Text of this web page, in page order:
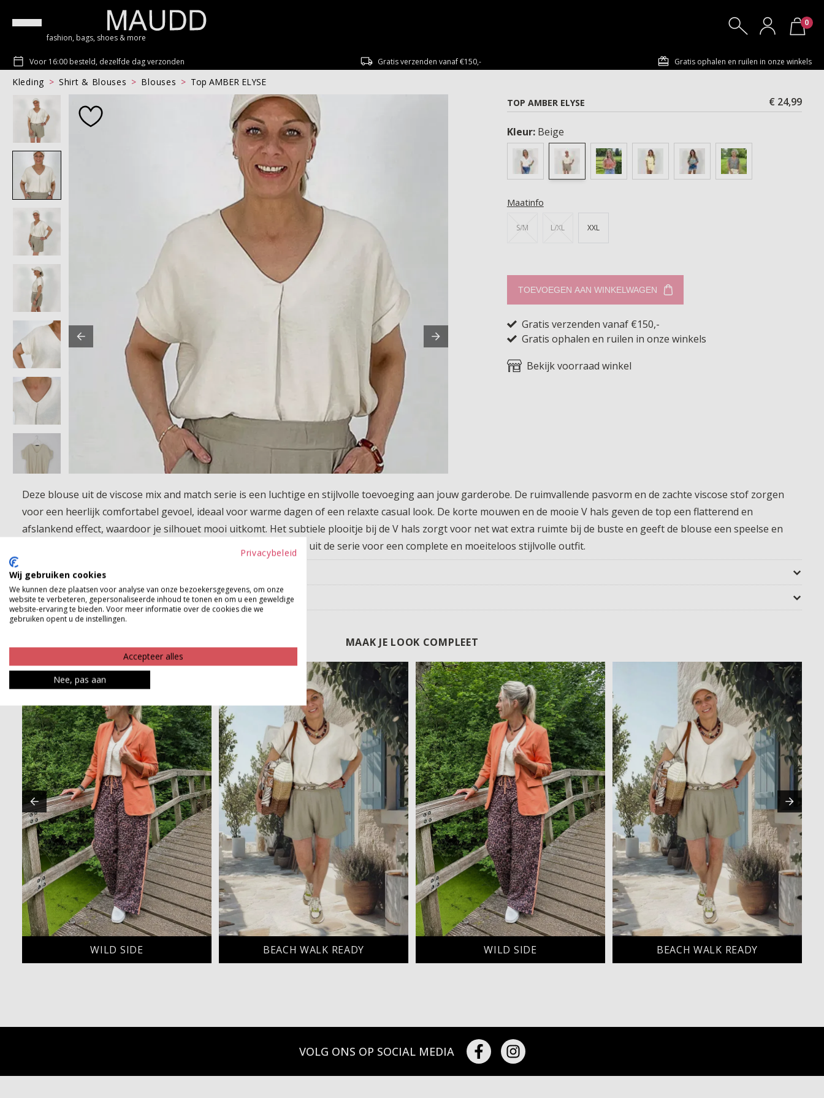
fashion, bags, shoes & more
0
Voor 16:00 besteld, dezelfde dag verzonden Gratis verzenden vanaf €150,- Gratis ophalen en ruilen in onze winkels
Kleding Shirt & Blouses Blouses
Top AMBER ELYSE
TOP AMBER ELYSE
€ 24,99
Kleur: Beige
Maatinfo
S/M L/XL XXL
TOEVOEGEN AAN WINKELWAGEN
Gratis verzenden vanaf €150,-
Gratis ophalen en ruilen in onze winkels
Bekijk voorraad winkel
Deze blouse uit de viscose mix and match serie is een luchtige en stijlvolle toevoeging aan jouw garderobe. De ruimvallende pasvorm en de zachte viscose stof zorgen
voor een heerlijk comfortabel gevoel, ideaal voor warme dagen of een relaxte casual look. De korte mouwen en de mooie V hals geven de top een flatterend en
afslankend effect, waardoor je silhouet mooi uitkomt. Het subtiele plooitje bij de V hals zorgt voor net wat extra ruimte bij de buste en geeft de blouse een speelse en
vrouwelijke touch. Perfect te combineren met de andere items uit de serie voor een complete en moeiteloos stijlvolle outfit.
Product kenmerken
Betaalinformatie
MAAK JE LOOK COMPLEET
WILD SIDE BEACH WALK READY WILD SIDE BEACH WALK READY
VOLG ONS OP SOCIAL MEDIA
Privacybeleid
Wij gebruiken cookies
We kunnen deze plaatsen voor analyse van onze bezoekersgegevens, om onze
website te verbeteren, gepersonaliseerde inhoud te tonen en om u een geweldige
website-ervaring te bieden. Voor meer informatie over de cookies die we
gebruiken opent u de instellingen.
Accepteer alles
Nee, pas aan